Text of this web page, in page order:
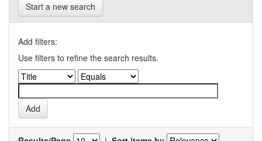
Start a new search
Add filters:
Use filters to refine the search results.